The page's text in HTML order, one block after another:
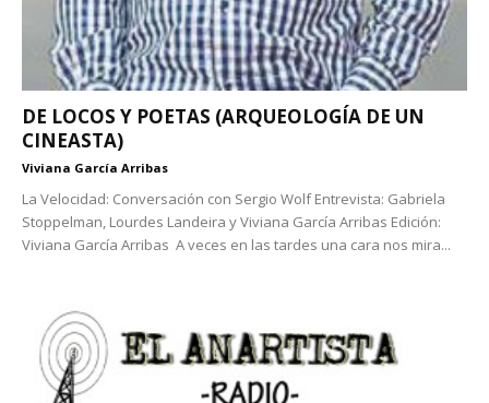
DE LOCOS Y POETAS (ARQUEOLOGÍA DE UN
CINEASTA)
Viviana García Arribas
La Velocidad: Conversación con Sergio Wolf Entrevista: Gabriela
Stoppelman, Lourdes Landeira y Viviana García Arribas Edición:
Viviana García Arribas A veces en las tardes una cara nos mira...